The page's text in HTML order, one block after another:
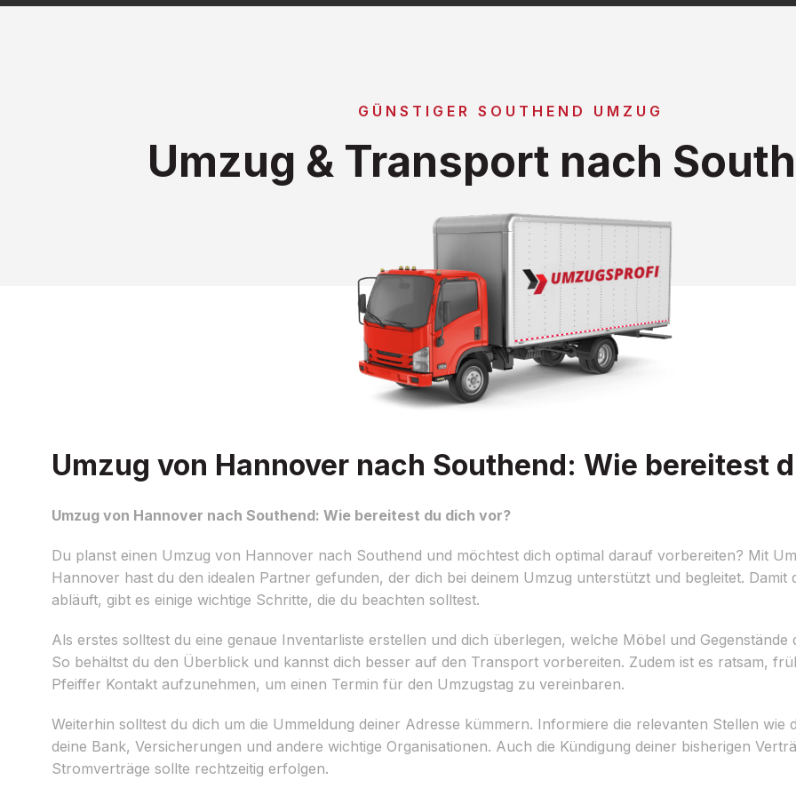
GÜNSTIGER SOUTHEND UMZUG
Umzug & Transport nach
Umzug von Hannover nach Southend: Wie bereitest
Umzug von Hannover nach Southend: Wie bereitest du dich vor?
Du planst einen Umzug von Hannover nach Southend und möchtest dich optimal darauf vorbereiten? Mit
Hannover hast du den idealen Partner gefunden, der dich bei deinem Umzug unterstützt und begleitet. Damit
abläuft, gibt es einige wichtige Schritte, die du beachten solltest.
Als erstes solltest du eine genaue Inventarliste erstellen und dich überlegen, welche Möbel und Gegenstände
So behältst du den Überblick und kannst dich besser auf den Transport vorbereiten. Zudem ist es ratsam,
Pfeiffer Kontakt aufzunehmen, um einen Termin für den Umzugstag zu vereinbaren.
Weiterhin solltest du dich um die Ummeldung deiner Adresse kümmern. Informiere die relevanten Stellen wie
deine Bank, Versicherungen und andere wichtige Organisationen. Auch die Kündigung deiner bisherigen
Stromverträge sollte rechtzeitig erfolgen.